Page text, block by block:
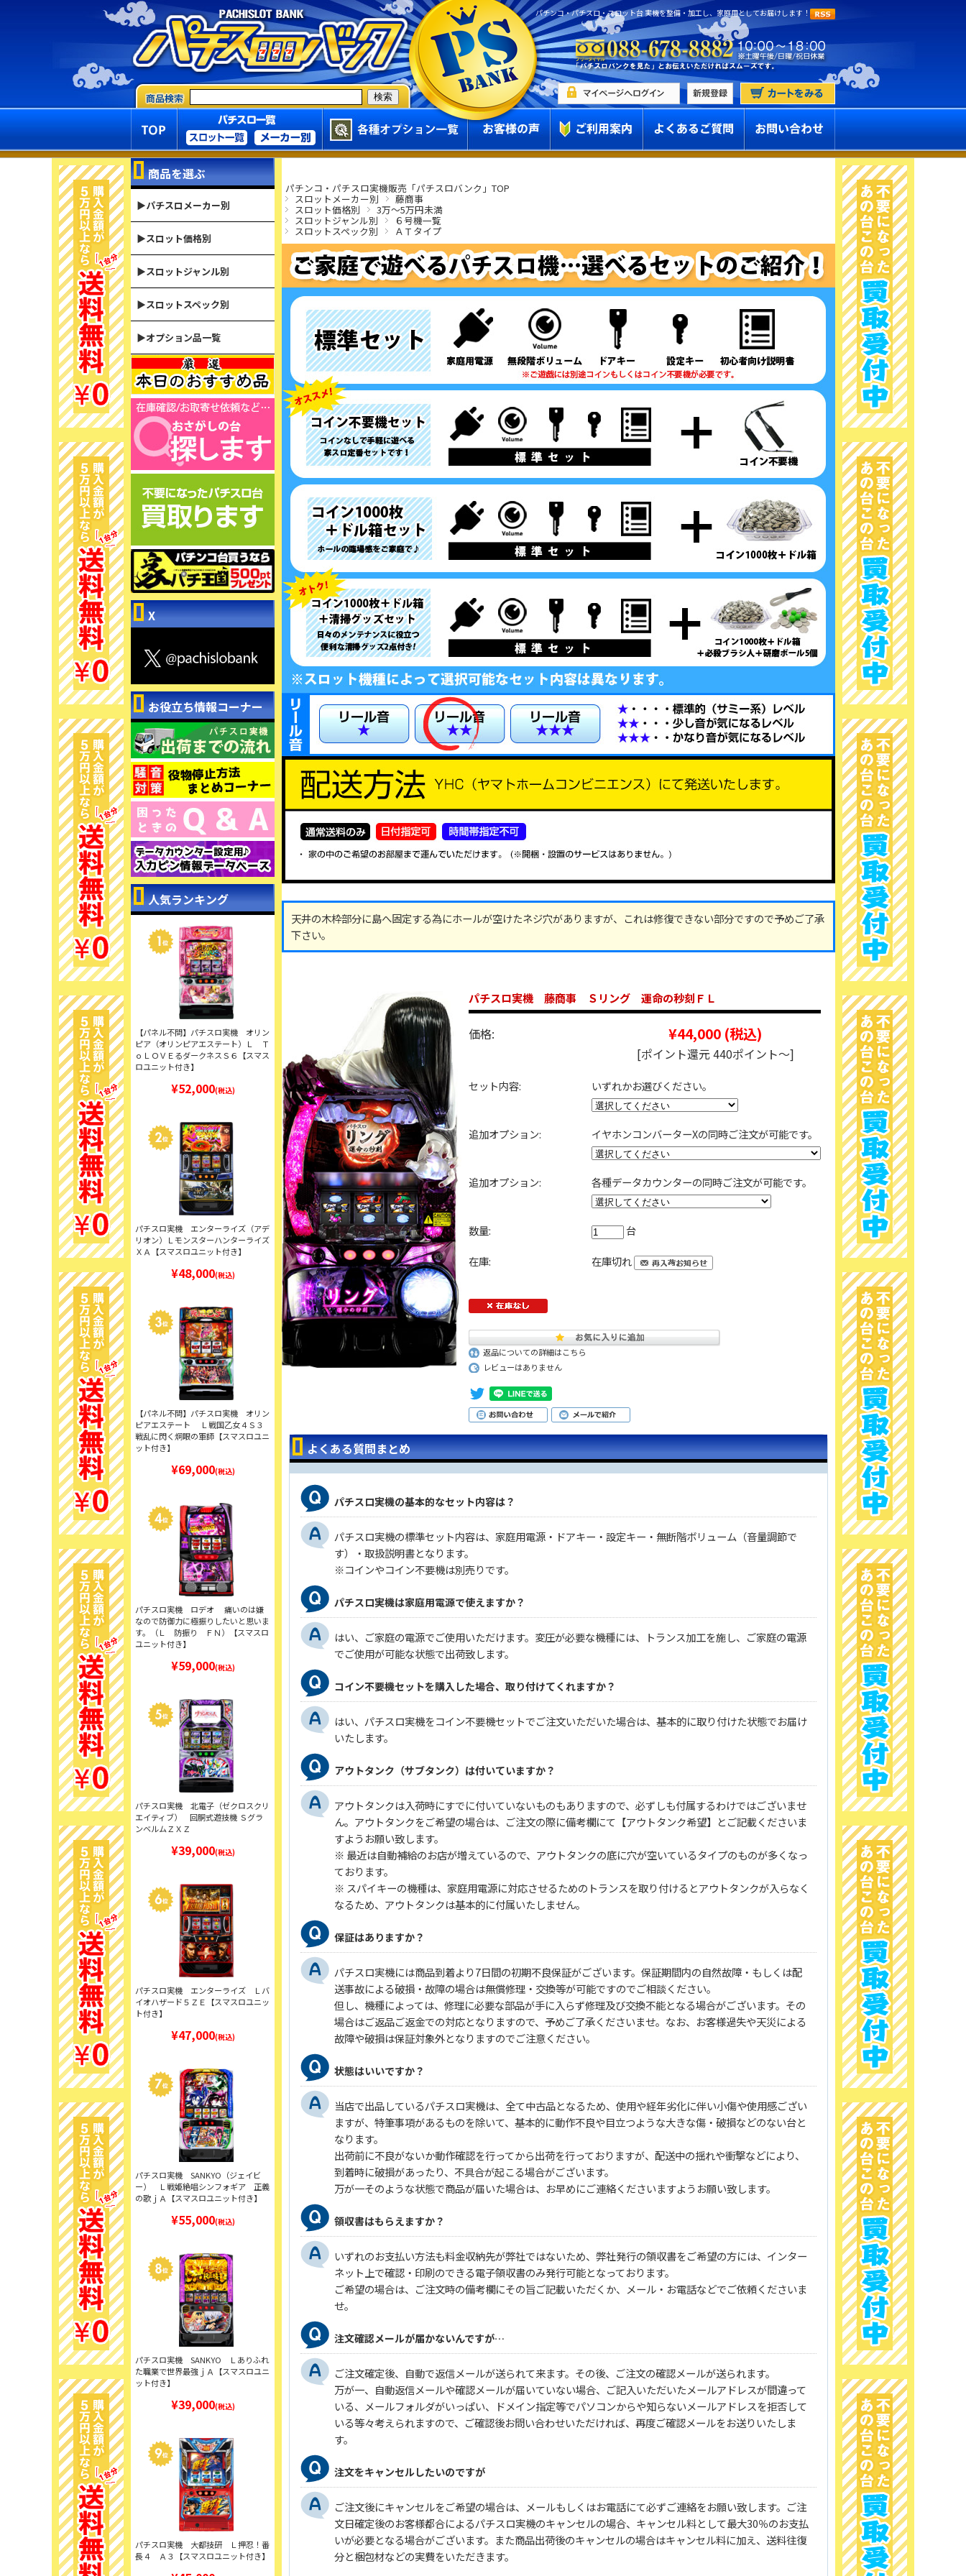
パチンコ・パチスロ・スロット台 実機を整備・加工し、家庭用としてお届けします！
パチンコ・パチスロ実機販売「パチスロバンク」TOP
スロットメーカー別 藤商事
スロット価格別 3万～5万円未満
スロットジャンル別 ６号機一覧
スロットスペック別 ＡＴタイプ
天井の木枠部分に島へ固定する為にホールが空けたネジ穴がありますが、これは修復できない部分ですので予めご了承
下さい。
パチスロ実機 藤商事 Ｓリング 運命の秒刻ＦＬ
価格: ¥44,000 (税込)
[ポイント還元 440ポイント～]
セット内容: いずれかお選びください。
追加オプション: イヤホンコンバーターXの同時ご注文が可能です。
追加オプション: 各種データカウンターの同時ご注文が可能です。
数量: 台
在庫: 在庫切れ
返品についての詳細はこちら
レビューはありません
よくある質問まとめ
パチスロ実機の基本的なセット内容は？
パチスロ実機の標準セット内容は、家庭用電源・ドアキー・設定キー・無断階ボリューム（音量調節で
す）・取扱説明書となります。
※コインやコイン不要機は別売りです。
パチスロ実機は家庭用電源で使えますか？
はい、ご家庭の電源でご使用いただけます。変圧が必要な機種には、トランス加工を施し、ご家庭の電源
でご使用が可能な状態で出荷致します。
コイン不要機セットを購入した場合、取り付けてくれますか？
はい、パチスロ実機をコイン不要機セットでご注文いただいた場合は、基本的に取り付けた状態でお届け
いたします。
アウトタンク（サブタンク）は付いていますか？
アウトタンクは入荷時にすでに付いていないものもありますので、必ずしも付属するわけではございませ
ん。アウトタンクをご希望の場合は、ご注文の際に備考欄にて【アウトタンク希望】とご記載くださいま
すようお願い致します。
※ 最近は自動補給のお店が増えているので、アウトタンクの底に穴が空いているタイプのものが多くなっ
ております。
※ スパイキーの機種は、家庭用電源に対応させるためのトランスを取り付けるとアウトタンクが入らなく
なるため、アウトタンクは基本的に付属いたしません。
保証はありますか？
パチスロ実機には商品到着より7日間の初期不良保証がございます。保証期間内の自然故障・もしくは配
送事故による破損・故障の場合は無償修理・交換等が可能ですのでご相談ください。
但し、機種によっては、修理に必要な部品が手に入らず修理及び交換不能となる場合がございます。その
場合はご返品ご返金での対応となりますので、予めご了承くださいませ。なお、お客様過失や天災による
故障や破損は保証対象外となりますのでご注意ください。
状態はいいですか？
当店で出品しているパチスロ実機は、全て中古品となるため、使用や経年劣化に伴い小傷や使用感ござい
ますが、特筆事項があるものを除いて、基本的に動作不良や目立つような大きな傷・破損などのない台と
なります。
出荷前に不良がないか動作確認を行ってから出荷を行っておりますが、配送中の揺れや衝撃などにより、
到着時に破損があったり、不具合が起こる場合がございます。
万が一そのような状態で商品が届いた場合は、お早めにご連絡くださいますようお願い致します。
領収書はもらえますか？
いずれのお支払い方法も料金収納先が弊社ではないため、弊社発行の領収書をご希望の方には、インター
ネット上で確認・印刷のできる電子領収書のみ発行可能となっております。
ご希望の場合は、ご注文時の備考欄にその旨ご記載いただくか、メール・お電話などでご依頼くださいま
せ。
注文確認メールが届かないんですが…
ご注文確定後、自動で返信メールが送られて来ます。その後、ご注文の確認メールが送られます。
万が一、自動返信メールや確認メールが届いていない場合、ご記入いただいたメールアドレスが間違って
いる、メールフォルダがいっぱい、ドメイン指定等でパソコンからや知らないメールアドレスを拒否して
いる等々考えられますので、ご確認後お問い合わせいただければ、再度ご確認メールをお送りいたしま
す。
注文をキャンセルしたいのですが
ご注文後にキャンセルをご希望の場合は、メールもしくはお電話にて必ずご連絡をお願い致します。ご注
文日確定後のお客様都合によるパチスロ実機のキャンセルの場合、キャンセル料として最大30％のお支払
いが必要となる場合がございます。また商品出荷後のキャンセルの場合はキャンセル料に加え、送料往復
分と梱包材などの実費をいただきます。
商品を選ぶ
▶パチスロメーカー別
▶スロット価格別
▶スロットジャンル別
▶スロットスペック別
▶オプション品一覧
X
お役立ち情報コーナー
人気ランキング
【パネル不問】パチスロ実機 オリン
ピア（オリンピアエステート）Ｌ Ｔ
ｏＬＯＶＥるダークネスＳ６【スマス
ロユニット付き】
¥52,000(税込)
パチスロ実機 エンターライズ（アデ
リオン）Ｌモンスターハンターライズ
ＸＡ【スマスロユニット付き】
¥48,000(税込)
【パネル不問】パチスロ実機 オリン
ピアエステート Ｌ戦国乙女４Ｓ３
戦乱に閃く炯眼の軍師【スマスロユニ
ット付き】
¥69,000(税込)
パチスロ実機 ロデオ 痛いのは嫌
なので防御力に極振りしたいと思いま
す。（Ｌ 防振り ＦＮ）【スマスロ
ユニット付き】
¥59,000(税込)
パチスロ実機 北電子（ゼクロスクリ
エイティブ） 回胴式遊技機 Ｓグラ
ンベルムＺＸＺ
¥39,000(税込)
パチスロ実機 エンターライズ Ｌバ
イオハザード５ＺＥ【スマスロユニッ
ト付き】
¥47,000(税込)
パチスロ実機 SANKYO（ジェイビ
ー） Ｌ戦姫絶唱シンフォギア 正義
の歌ｊＡ【スマスロユニット付き】
¥55,000(税込)
パチスロ実機 SANKYO Ｌありふれ
た職業で世界最強ｊＡ【スマスロユニ
ット付き】
¥39,000(税込)
パチスロ実機 大都技研 Ｌ押忍！番
長４ Ａ３【スマスロユニット付き】